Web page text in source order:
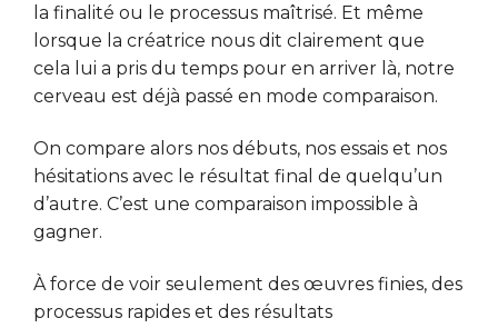
la finalité ou le processus maîtrisé. Et même
lorsque la créatrice nous dit clairement que
cela lui a pris du temps pour en arriver là, notre
cerveau est déjà passé en mode comparaison.
On compare alors nos débuts, nos essais et nos
hésitations avec le résultat final de quelqu’un
d’autre. C’est une comparaison impossible à
gagner.
À force de voir seulement des œuvres finies, des
processus rapides et des résultats